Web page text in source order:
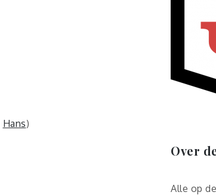
Hans)
Over
Alle op